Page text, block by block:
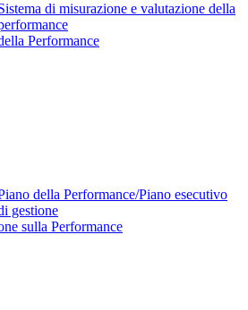
di misurazione e valutazione della
Performance
della Performance/Piano esecutivo
gestione
sulla Performance